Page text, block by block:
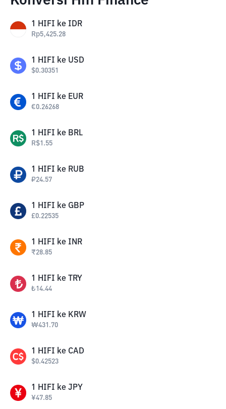
1 HIFI ke IDR
Rp5,425.28
1 HIFI ke USD
$0.30351
1 HIFI ke EUR
€0.26268
1 HIFI ke BRL
R$1.55
1 HIFI ke RUB
₽24.57
1 HIFI ke GBP
£0.22535
1 HIFI ke INR
₹28.85
1 HIFI ke TRY
₺14.44
1 HIFI ke KRW
₩431.70
1 HIFI ke CAD
$0.42523
1 HIFI ke JPY
¥47.85